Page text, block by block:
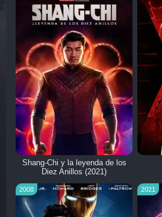
Shang-Chi y la leyenda de los
Diez Anillos (2021)
2008 2021